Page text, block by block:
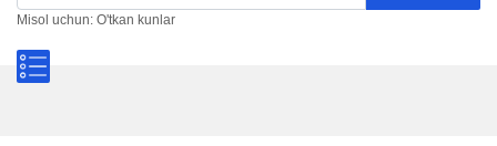
Misol uchun: O'tkan kunlar